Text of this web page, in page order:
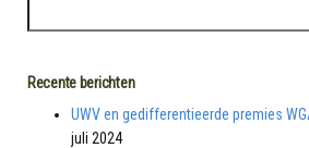
Recente berichten
UWV en gedifferentieerde premies
juli 2024